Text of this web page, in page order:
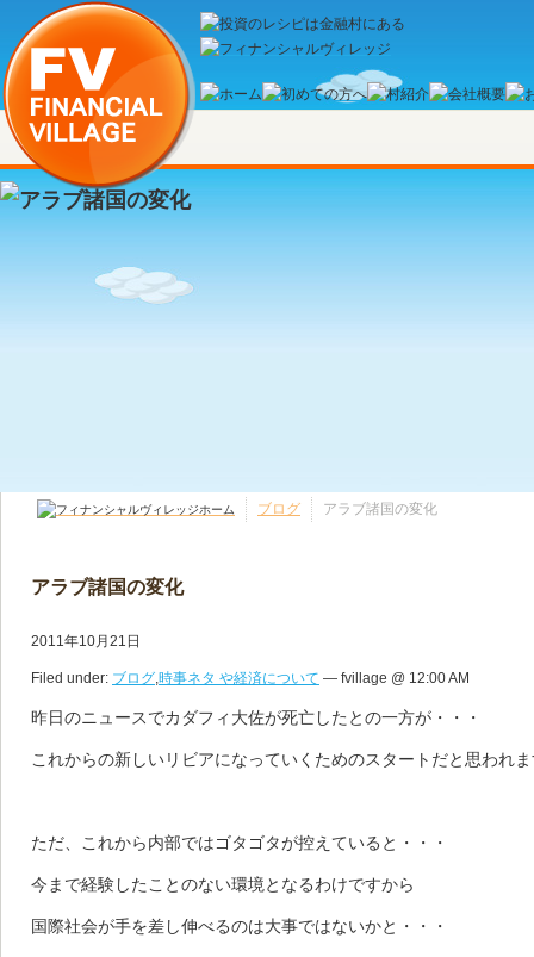
ブログ アラブ諸国の変化
アラブ諸国の変化
2011年10月21日
Filed under: ブログ,時事ネタ や経済について — fvillage @ 12:00 AM
昨日のニュースでカダフィ大佐が死亡したとの一方が・・・
これからの新しいリビアになっていくためのスタートだと思われ
ただ、これから内部ではゴタゴタが控えていると・・・
今まで経験したことのない環境となるわけですから
国際社会が手を差し伸べるのは大事ではないかと・・・